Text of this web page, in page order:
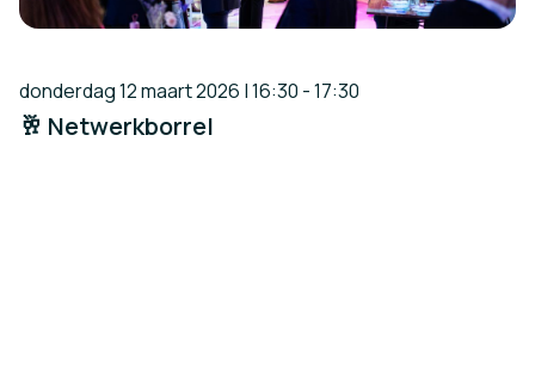
donderdag 12 maart 2026 | 16:30 - 17:30
🥂 Netwerkborrel